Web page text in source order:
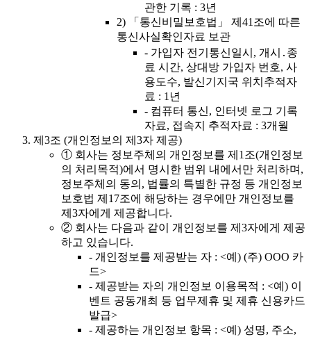
관한 기록 : 3년
2) 「통신비밀보호법」 제41조에 따른
통신사실확인자료 보관
- 가입자 전기통신일시, 개시․종
료 시간, 상대방 가입자 번호, 사
용도수, 발신기지국 위치추적자
료 : 1년
- 컴퓨터 통신, 인터넷 로그 기록
자료, 접속지 추적자료 : 3개월
제3조 (개인정보의 제3자 제공)
① 회사는 정보주체의 개인정보를 제1조(개인정보
의 처리목적)에서 명시한 범위 내에서만 처리하며,
정보주체의 동의, 법률의 특별한 규정 등 개인정보
보호법 제17조에 해당하는 경우에만 개인정보를
제3자에게 제공합니다.
② 회사는 다음과 같이 개인정보를 제3자에게 제공
하고 있습니다.
- 개인정보를 제공받는 자 : <예) (주) OOO 카
드>
- 제공받는 자의 개인정보 이용목적 : <예) 이
벤트 공동개최 등 업무제휴 및 제휴 신용카드
발급>
- 제공하는 개인정보 항목 : <예) 성명, 주소,